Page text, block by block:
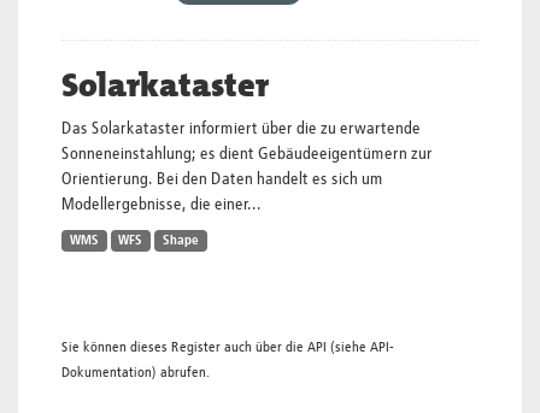
Solarkataster
Das Solarkataster informiert über die zu erwartende
Sonneneinstahlung; es dient Gebäudeeigentümern zur
Orientierung. Bei den Daten handelt es sich um
Modellergebnisse, die einer...
WMS WFS Shape
Sie können dieses Register auch über die API (siehe API-
Dokumentation) abrufen.